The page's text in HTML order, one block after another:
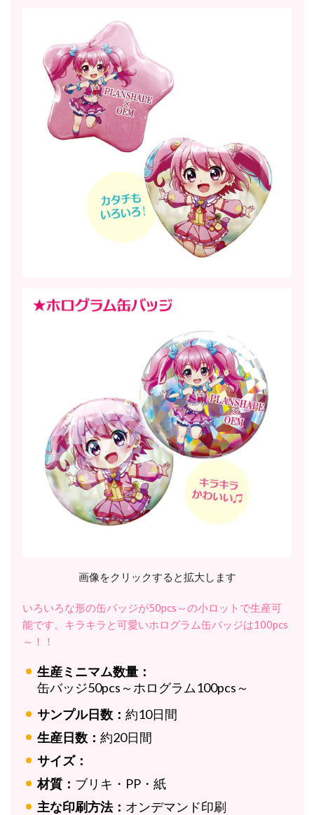
画像をクリックすると拡大します
いろいろな形の缶バッジが50pcs～の小ロットで生産可
能です。キラキラと可愛いホログラム缶バッジは100pcs
～！！
生産ミニマム数量：
缶バッジ50pcs～ホログラム100pcs～
サンプル日数： 約10日間
生産日数： 約20日間
サイズ：
材質： ブリキ・PP・紙
主な印刷方法： オンデマンド印刷